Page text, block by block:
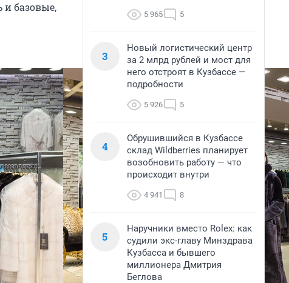
и базовые,
5 965 5
3
Новый логистический центр
за 2 млрд рублей и мост для
него отстроят в Кузбассе —
подробности
5 926 5
4
Обрушившийся в Кузбассе
склад Wildberries планирует
возобновить работу — что
происходит внутри
4 941 8
5
Наручники вместо Rolex: как
судили экс-главу Минздрава
Кузбасса и бывшего
миллионера Дмитрия
Беглова